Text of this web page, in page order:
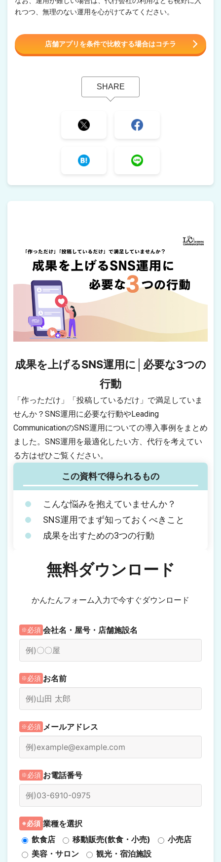
れつつ、無理のない運用を心がけてみてください。
店舗アプリを条件で比較する場合はコチラ
成果を上げるSNS運用に│必要な3つの
行動
「作っただけ」「投稿しているだけ」で満足していま
せんか？SNS運用に必要な行動やLeading
CommunicationのSNS運用についての導入事例をまとめ
ました。SNS運用を最適化したい方、代行を考えてい
る方はぜひご覧ください。
この資料で得られるもの
こんな悩みを抱えていませんか？
SNS運用でまず知っておくべきこと
成果を出すための3つの行動
無料ダウンロード
かんたんフォーム入力で今すぐダウンロード
必須 会社名・屋号・店舗施設名
必須 お名前
必須 メールアドレス
必須 お電話番号
必須 業種を選択
飲食店
移動販売(飲食・小売)
小売店
美容・サロン
観光・宿泊施設